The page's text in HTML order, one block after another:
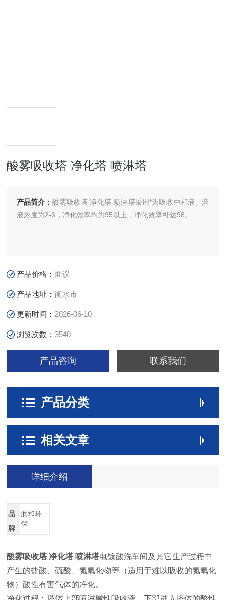
酸雾吸收塔 净化塔 喷淋塔
产品简介：酸雾吸收塔 净化塔 喷淋塔采用*为吸收中和液、溶
液浓度为2-6，净化效率均为95以上，净化效率可达98。
产品价格：面议
产品地址：衡水市
更新时间： 2026-06-10
浏览次数：3540
产品咨询 联系我们
产品分类
相关文章
详细介绍
品
牌
润和环
保
酸雾吸收塔 净化塔 喷淋塔电镀酸洗车间及其它生产过程中
产生的盐酸、硫酸、氮氧化物等（适用于难以吸收的氮氧化
物）酸性有害气体的净化。